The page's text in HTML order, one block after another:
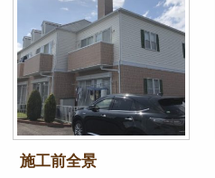
施工前全景